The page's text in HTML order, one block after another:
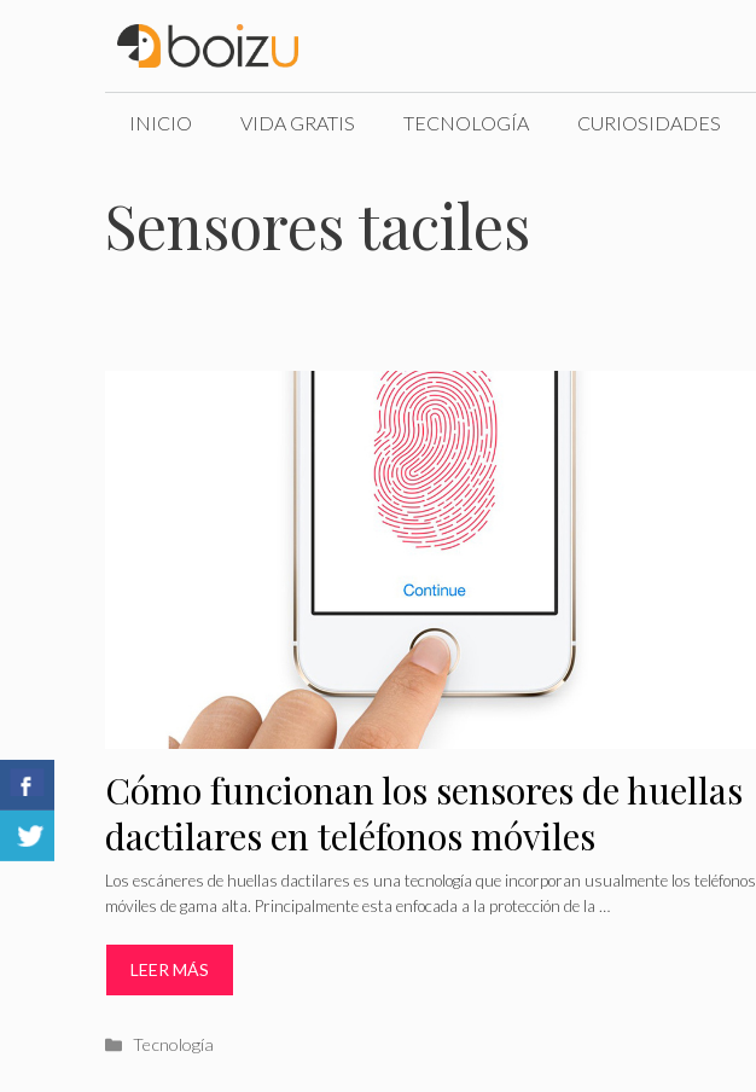
INICIO VIDA GRATIS TECNOLOGÍA CURIOSIDADES
Sensores taciles
Cómo funcionan los sensores de huellas
dactilares en teléfonos móviles
Los escáneres de huellas dactilares es una tecnología que incorporan usualmente los teléfonos
móviles de gama alta. Principalmente esta enfocada a la protección de la …
LEER MÁS
Categorías
Tecnología